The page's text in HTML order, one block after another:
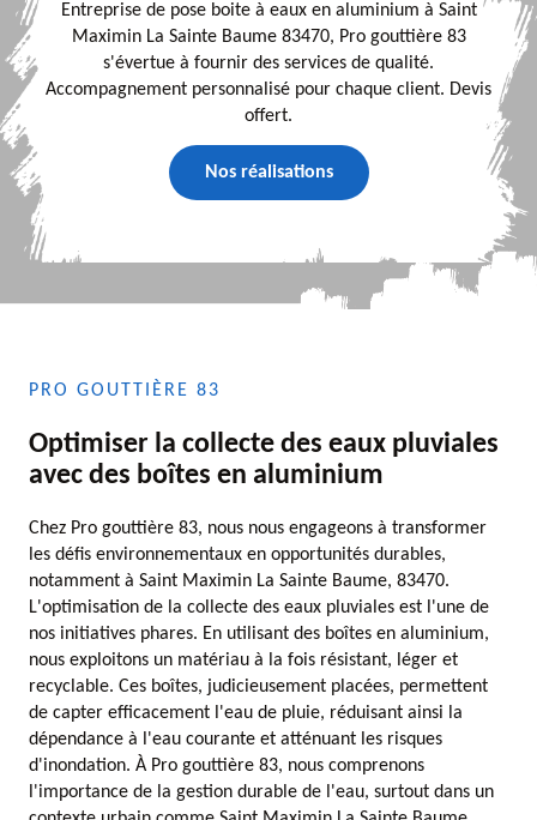
Entreprise de pose boite à eaux en aluminium à Saint
Maximin La Sainte Baume 83470, Pro gouttière 83
s'évertue à fournir des services de qualité.
Accompagnement personnalisé pour chaque client. Devis
offert.
Nos réalisations
PRO GOUTTIÈRE 83
Optimiser la collecte des eaux pluviales
avec des boîtes en aluminium
Chez Pro gouttière 83, nous nous engageons à transformer
les défis environnementaux en opportunités durables,
notamment à Saint Maximin La Sainte Baume, 83470.
L'optimisation de la collecte des eaux pluviales est l'une de
nos initiatives phares. En utilisant des boîtes en aluminium,
nous exploitons un matériau à la fois résistant, léger et
recyclable. Ces boîtes, judicieusement placées, permettent
de capter efficacement l'eau de pluie, réduisant ainsi la
dépendance à l'eau courante et atténuant les risques
d'inondation. À Pro gouttière 83, nous comprenons
l'importance de la gestion durable de l'eau, surtout dans un